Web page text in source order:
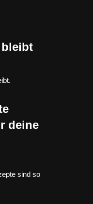
deine
sind so